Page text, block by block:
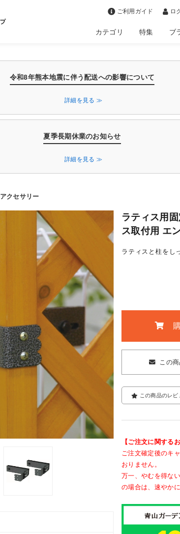
ご利用ガイド ロ
カテゴリ 特集 ブ
令和8年熊本地震に伴う配送への影響について
詳細を見る ≫
夏季長期休業のお知らせ
詳細を見る ≫
アクセサリー
ラティス用
ス取付用 エ
ラティスと柱をし
この
この商品のレビ
【ご注文に関する
ご注文確定後のキ
おりません。
万一、やむを得な
の場合は、速やかに